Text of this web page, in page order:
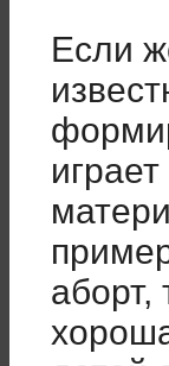
Если
аборт,